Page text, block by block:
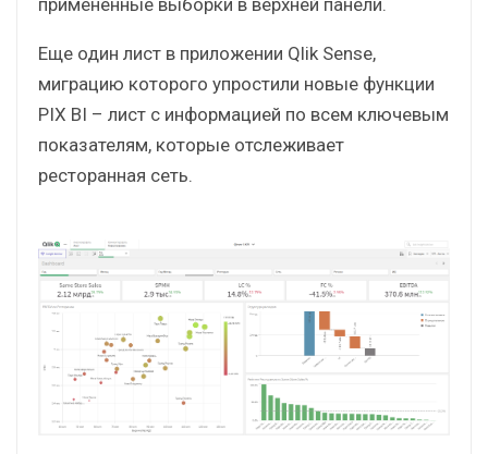
Фильтровать данные можно как
непосредственно с помощью панели фильтров,
так и через визуализации. Сквозная
фильтрация позволяет отображать
примененные выборки в верхней панели.
миграцию которого упростили новые функции
PIX BI – лист с информацией по всем ключевым
показателям, которые отслеживает
ресторанная сеть.